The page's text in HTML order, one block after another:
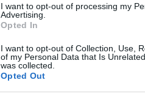
I want to opt-out of processing my
Advertising.
Opted In
I want to opt-out of Collection, Use,
of my Personal Data that Is
was collected.
Opted Out